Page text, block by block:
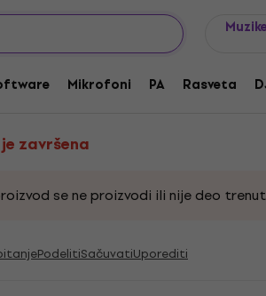
Mikrofoni PA Rasveta
završena
MK9 Mockingbird Maple
završena
se ne proizvodi ili nije deo
PodelitiSačuvatiUporediti